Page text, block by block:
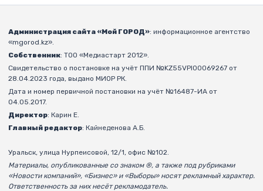
Администрация сайта «Мой ГОРОД»: информационное агентство
«mgorod.kz».
Собственник: ТОО «Медиастарт 2012».
Свидетельство о постановке на учёт ППИ №KZ55VPI00069267 от
28.04.2023 года, выдано МИОР РК.
Дата и номер первичной постановки на учёт №16487-ИА от
04.05.2017.
Директор: Карин Е.
Главный редактор: Кайнеденова А.Б.
Уральск, улица Нурпеисовой, 12/1, офис №102.
Материалы, опубликованные со знаком ®, а также под рубриками
«Новости компаний», «Бизнес» и «Выборы» носят рекламный характер.
Ответственность за них несёт рекламодатель.